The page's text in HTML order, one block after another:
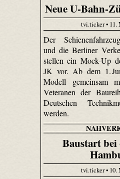
Neue U-Bahn-
tvi.ticker • 11.
Der
und die Berliner
stellen ein Mock-Up
JK vor. Ab dem 1.
Modell gemeinsam
Veteranen der
Deutschen
werden.
Baustart bei
tvi.ticker • 10.